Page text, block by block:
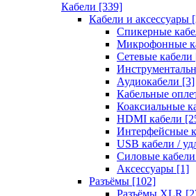
Кабели [339]
Кабели и аксессуары
Спикерные
Микрофонные
Сетевые кабели
Аудиокабели [3]
Кабельные
Коаксиальные
HDMI кабели
Интерфейсные
USB кабели /
Силовые кабели
Аксессуары [1]
Разъёмы [102]
Разъёмы XLR